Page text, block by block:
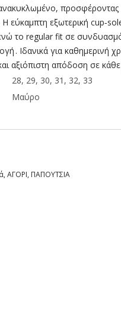
προσφέροντας
εύκαμπτη εξωτερική
το regular fit σε συνδυασμό
. Ιδανικά για καθημερινή
αξιόπιστη απόδοση σε
28, 29, 30, 31, 32, 33
Μαύρο
, ΑΓΟΡΙ, ΠΑΠΟΥΤΣΙΑ